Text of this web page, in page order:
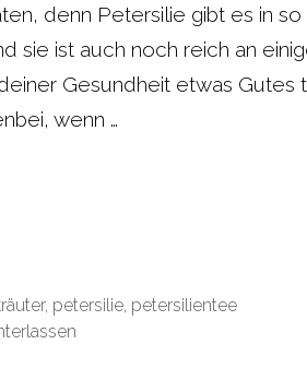
denn Petersilie gibt es in so
sie ist auch noch reich an
Gesundheit etwas Gutes
wenn …
, petersilie, petersilientee